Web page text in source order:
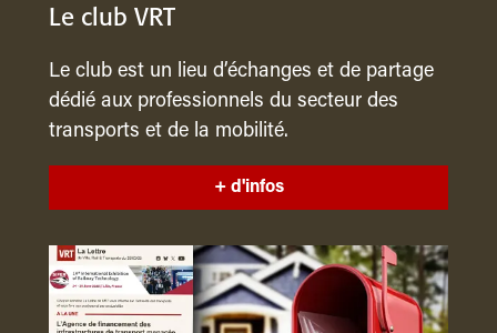
Le club VRT
Le club est un lieu d’échanges et de partage
dédié aux professionnels du secteur des
transports et de la mobilité.
+ d'infos